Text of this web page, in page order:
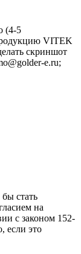
(4-5
VITEK
скриншот
e.ru;
стать
на
с законом 152-
если это